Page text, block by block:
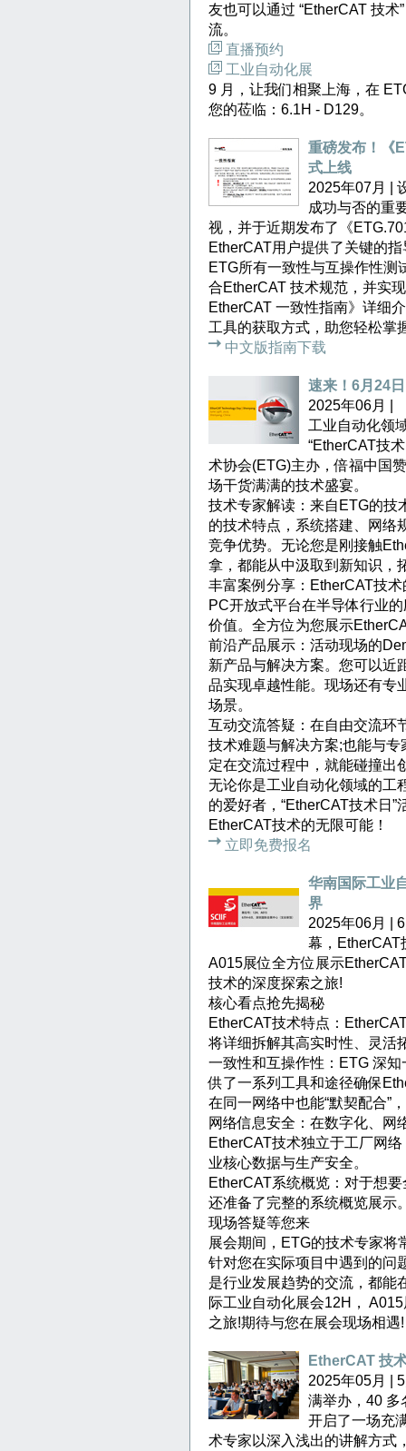
友也可以通过 “EtherCAT 技
流。
直播预约
工业自动化展
9 月，让我们相聚上海，在
您的莅临：6.1H - D129。
重磅发布！《
式上线
2025年07月 |
成功与否的重
视，并于近期发布了《
EtherCAT用户提供了关键的
ETG所有一致性与互操作性测
合EtherCAT 技术规范，并实
EtherCAT 一致性指南》详细
工具的获取方式，助您轻松掌
中文版指南下载
速来！6月24
2025年06月 |
工业自动化领
“EtherCAT技
术协会(ETG)主办，倍福中国
场干货满满的技术盛宴。
技术专家解读：来自ETG的技
的技术特点，系统搭建、网络
竞争优势。无论您是刚接触
拿，都能从中汲取到新知识，
丰富案例分享：EtherCAT技
PC开放式平台在半导体行业
价值。全方位为您展示
前沿产品展示：活动现场的
新产品与解决方案。您可以近
品实现卓越性能。现场还有专
场景。
互动交流答疑：在自由交流环
技术难题与解决方案;也能与
定在交流过程中，就能碰撞出
无论你是工业自动化领域的工
的爱好者，“EtherCAT技术日
EtherCAT技术的无限可能！
立即免费报名
华南国际工业
界
2025年06月 |
幕，EtherCAT
A015展位全方位展示
技术的深度探索之旅!
核心看点抢先揭秘
EtherCAT技术特点：
将详细拆解其高实时性、灵活
一致性和互操作性：ETG 深
供了一系列工具和途径确保
在同一网络中也能“默契配合”
网络信息安全：在数字化、网
EtherCAT技术独立于工厂网
业核心数据与生产安全。
EtherCAT系统概览：对于想
还准备了完整的系统概览展示
现场答疑等您来
展会期间，ETG的技术专家将
针对您在实际项目中遇到的问
是行业发展趋势的交流，都能
际工业自动化展会12H，
之旅!期待与您在展会现场相遇!
EtherCAT 技
2025年05月 |
满举办，40 多
开启了一场充
术专家以深入浅出的讲解方式